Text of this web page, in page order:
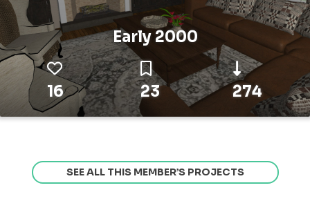
Early 2000
16 23 274
SEE ALL THIS MEMBER’S PROJECTS